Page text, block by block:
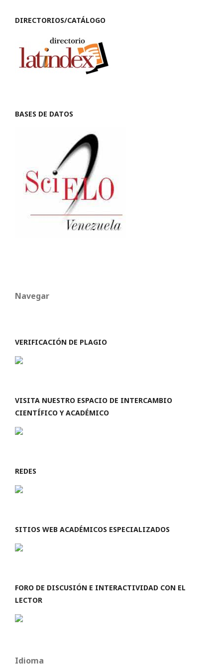
DIRECTORIOS/CATÁLOGO
BASES DE DATOS
Navegar
VERIFICACIÓN DE PLAGIO
VISITA NUESTRO ESPACIO DE INTERCAMBIO
CIENTÍFICO Y ACADÉMICO
REDES
SITIOS WEB ACADÉMICOS ESPECIALIZADOS
FORO DE DISCUSIÓN E INTERACTIVIDAD CON EL
LECTOR
Idioma